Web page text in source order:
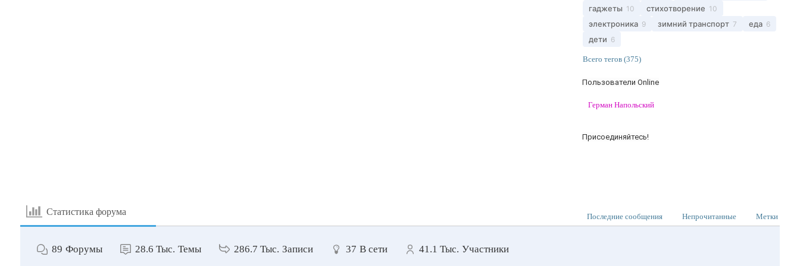
гаджеты 10 стихотворение 10
электроника 9 зимний транспорт 7 еда 6
дети 6
Всего тегов (375)
Пользователи Online
Герман Напольский
Присоединяйтесь!
Статистика форума Последние сообщения Непрочитанные Метки
89 Форумы 28.6 Тыс. Темы 286.7 Тыс. Записи 37 В сети 41.1 Тыс. Участники